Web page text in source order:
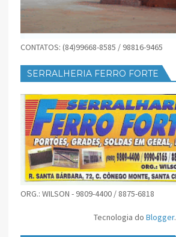
CONTATOS: (84)99668-8585 / 98816-9465
SERRALHERIA FERRO FORTE
ORG.: WILSON - 9809-4400 / 8875-6818
Tecnologia do Blogger.